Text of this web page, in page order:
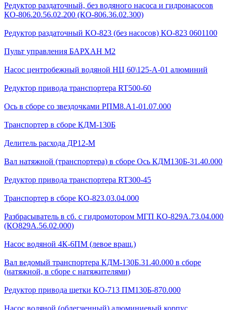
Редуктор раздаточный, без водяного насоса и гидронасосов
КО-806.20.56.02.200 (КО-806.36.02.300)
Редуктор раздаточный КО-823 (без насосов) КО-823 0601100
Пульт управления БАРХАН М2
Насос центробежный водяной НЦ 60\125-А-01 алюминий
Редуктор привода транспортера RT500-60
Ось в сборе со звездочками РПМ8.А1-01.07.000
Транспортер в сборе КДМ-130Б
Делитель расхода ДР12-М
Вал натяжной (транспортера) в сборе Ось КДМ130Б-31.40.000
Редуктор привода транспортера RT300-45
Транспортер в сборе КО-823.03.04.000
Разбрасыватель в сб. с гидромотором МГП КО-829А.73.04.000
(КО829А.56.02.000)
Насос водяной 4К-6ПМ (левое вращ.)
Вал ведомый транспортера КДМ-130Б.31.40.000 в сборе
(натяжной, в сборе с натяжителями)
Редуктор привода щетки КО-713 ПМ130Б-870.000
Насос водяной (облегченный) алюминиевый корпус